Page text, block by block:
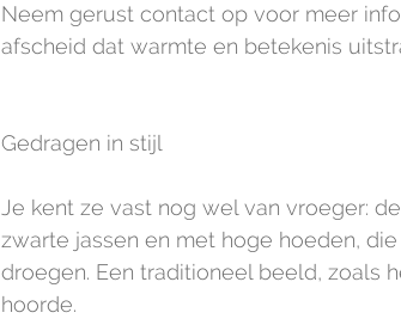
Neem gerust contact op voor meer
afscheid dat warmte en betekenis
Gedragen in stijl
Je kent ze vast nog wel van vroeger:
zwarte jassen en met hoge hoeden,
droegen. Een traditioneel beeld, zoals
hoorde.